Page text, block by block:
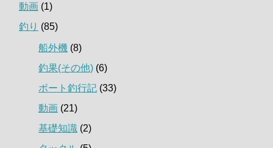
動画 (1)
釣り (85)
船外機 (8)
釣果(その他) (6)
ボート釣行記 (33)
動画 (21)
基礎知識 (2)